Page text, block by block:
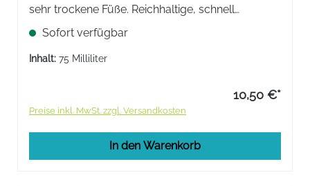
sehr trockene Füße. Reichhaltige, schnell
einziehende Textur.
Sofort verfügbar
Inhalt: 75 Milliliter
10,50 €*
Preise inkl. MwSt. zzgl. Versandkosten
In den Warenkorb